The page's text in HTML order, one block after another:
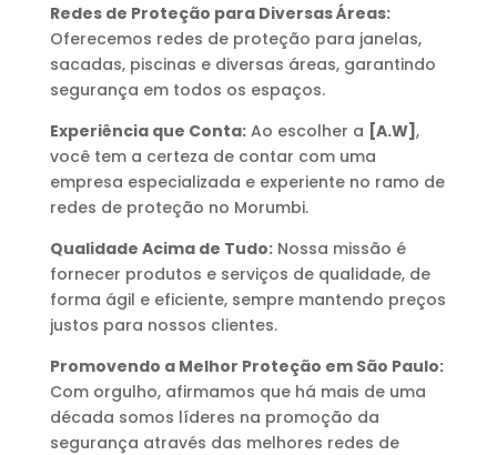
Redes de Proteção para Diversas Áreas:
Oferecemos redes de proteção para janelas,
sacadas, piscinas e diversas áreas, garantindo
segurança em todos os espaços.
Experiência que Conta:Ao escolher a [A.W] ,
você tem a certeza de contar com uma
empresa especializada e experiente no ramo de
redes de proteção no Morumbi.
Qualidade Acima de Tudo:Nossa missão é
fornecer produtos e serviços de qualidade, de
forma ágil e eficiente, sempre mantendo preços
justos para nossos clientes.
Promovendo a Melhor Proteção em São Paulo:
Com orgulho, afirmamos que há mais de uma
década somos líderes na promoção da
segurança através das melhores redes de